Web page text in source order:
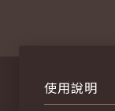
使用說明